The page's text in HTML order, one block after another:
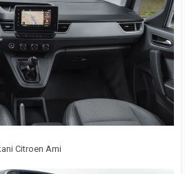
Citroen Ami